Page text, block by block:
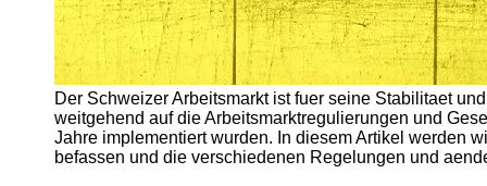
Instagram
Twitter
Telegram
Help &
Support
Der Schweizer Arbeitsmarkt ist fuer seine Stabilitaet
weitgehend auf die Arbeitsmarktregulierungen und
Jahre implementiert wurden. In diesem Artikel werden
befassen und die verschiedenen Regelungen und